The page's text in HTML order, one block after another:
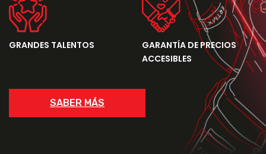
GRANDES TALENTOS
GARANTÍA DE PRECIOS
ACCESIBLES
SABER MÁS